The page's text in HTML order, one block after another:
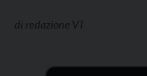
di redazione VT